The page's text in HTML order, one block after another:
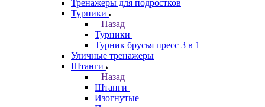
Тренажеры для подростков
Турники
Назад
Турники
Турник брусья пресс 3 в 1
Уличные тренажеры
Штанги
Назад
Штанги
Изогнутые